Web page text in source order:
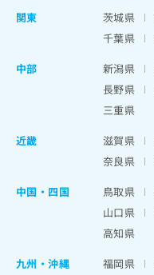
関東
茨城県
千葉県
中部
新潟県
長野県
三重県
近畿
滋賀県
奈良県
中国・四国
鳥取県
山口県
高知県
九州・沖縄
福岡県